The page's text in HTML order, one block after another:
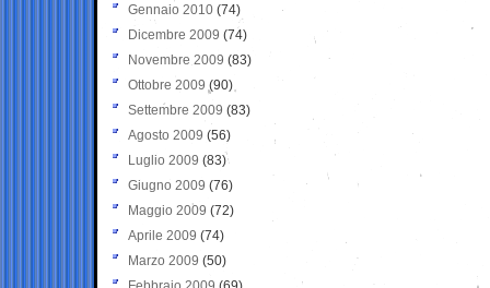
Gennaio 2010 (74)
Dicembre 2009 (74)
Novembre 2009 (83)
Ottobre 2009 (90)
Settembre 2009 (83)
Agosto 2009 (56)
Luglio 2009 (83)
Giugno 2009 (76)
Maggio 2009 (72)
Aprile 2009 (74)
Marzo 2009 (50)